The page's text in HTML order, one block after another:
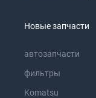
Новые запчасти
автозапчасти
фильтры
Komatsu